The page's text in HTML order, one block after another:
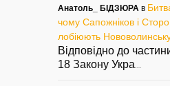
Анатоль_ БІДЗЮРА в
чому Сапожніков і
лобіюють
Відповідно до
18 Закону Укра